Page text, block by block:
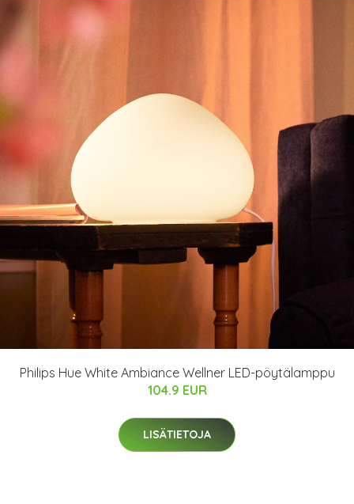
Philips Hue White Ambiance Wellner LED-pöytälamppu
104.9 EUR
LISÄTIETOJA